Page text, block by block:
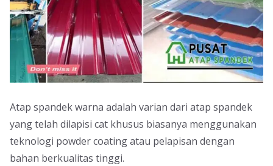
Atap spandek warna adalah varian dari atap spandek
yang telah dilapisi cat khusus biasanya menggunakan
teknologi powder coating atau pelapisan dengan
bahan berkualitas tinggi.